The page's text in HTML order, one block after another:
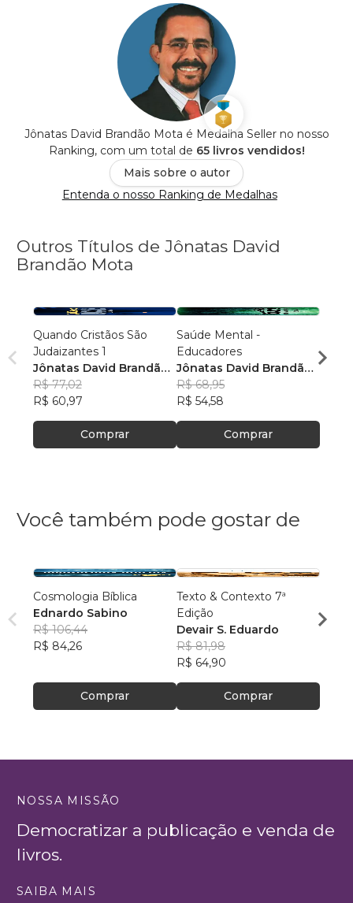
Jônatas David Brandão Mota é Medalha Seller no nosso
Ranking, com um total de 65 livros vendidos!
Mais sobre o autor
Entenda o nosso Ranking de Medalhas
Outros Títulos de Jônatas David
Brandão Mota
Quando Cristãos São
Judaizantes 1
Jônatas David Brandão
Mota
R$ 77,02
R$ 60,97
Comprar
Saúde Mental -
Educadores
Jônatas David Brandão
Mota
R$ 68,95
R$ 54,58
Comprar
Você também pode gostar de
Cosmologia Bíblica
Ednardo Sabino
R$ 106,44
R$ 84,26
Comprar
Texto & Contexto 7ª
Edição
Devair S. Eduardo
R$ 81,98
R$ 64,90
Comprar
Santo
João
NOSSA MISSÃO
Democratizar a publicação e venda de
livros.
SAIBA MAIS